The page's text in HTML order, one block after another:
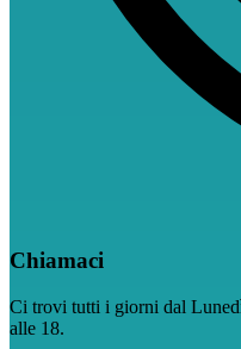
Chiamaci
Ci trovi tutti i giorni dal
alle 18.